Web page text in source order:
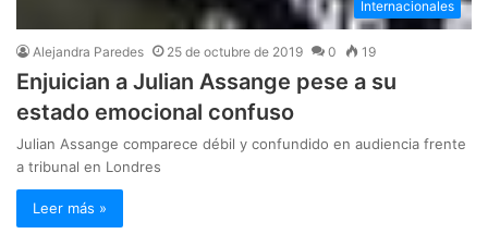
Internacionales
Alejandra Paredes 25 de octubre de 2019 0 19
Enjuician a Julian Assange pese a su
estado emocional confuso
Julian Assange comparece débil y confundido en audiencia frente
a tribunal en Londres
Leer más »